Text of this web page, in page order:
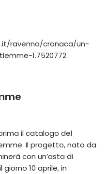
ravenna/cronaca/un-
1.7520772
il catalogo del
Il progetto, nato da
con un’asta di
10 aprile, in